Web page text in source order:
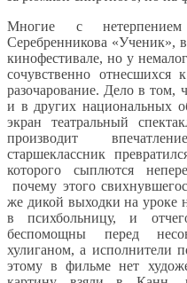
Многие с
Серебренникова «Ученик»,
кинофестивале, но у
сочувственно отнесшихся
разочарование. Дело в том,
и в других национальных
экран театральный
производит
старшеклассник
которого сыплются
почему этого
же дикой выходки на уроке
в психбольницу, и
беспомощны перед
хулиганом, а исполнители
этому в фильме нет